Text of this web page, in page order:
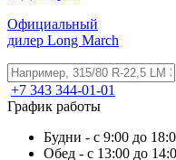
Официальный
дилер Long March
+7 343 344-01-01
График работы
Будни - с 9:00 до
Обед - с 13:00 до